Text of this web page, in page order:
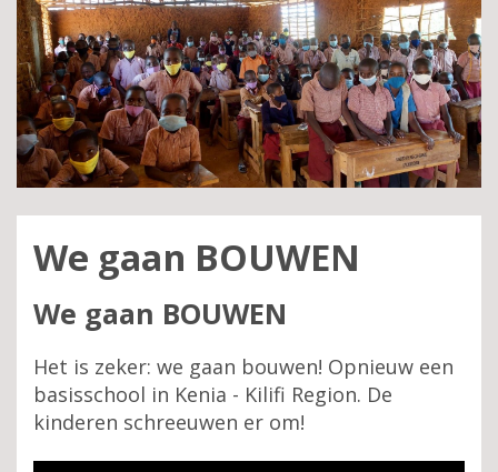
We gaan BOUWEN
We gaan BOUWEN
Het is zeker: we gaan bouwen! Opnieuw een
basisschool in Kenia - Kilifi Region. De
kinderen schreeuwen er om!